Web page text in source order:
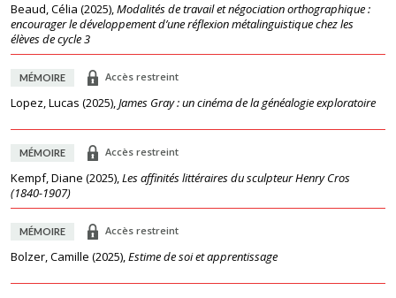
Beaud, Célia (2025),Modalités de travail et négociation orthographique :
encourager le développement d’une réflexion métalinguistique chez les
élèves de cycle 3
MÉMOIRE Accès restreint
Lopez, Lucas (2025),James Gray : un cinéma de la généalogie exploratoire
MÉMOIRE Accès restreint
Kempf, Diane (2025),Les affinités littéraires du sculpteur Henry Cros
(1840-1907)
MÉMOIRE Accès restreint
Bolzer, Camille (2025),Estime de soi et apprentissage